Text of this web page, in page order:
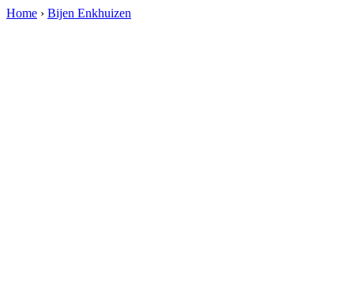
Home › Bijen Enkhuizen